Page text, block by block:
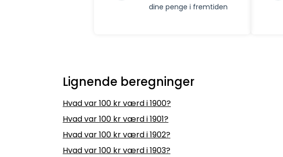
dine penge i fremtiden
Lignende beregninger
Hvad var 100 kr værd i 1900?
Hvad var 100 kr værd i 1901?
Hvad var 100 kr værd i 1902?
Hvad var 100 kr værd i 1903?